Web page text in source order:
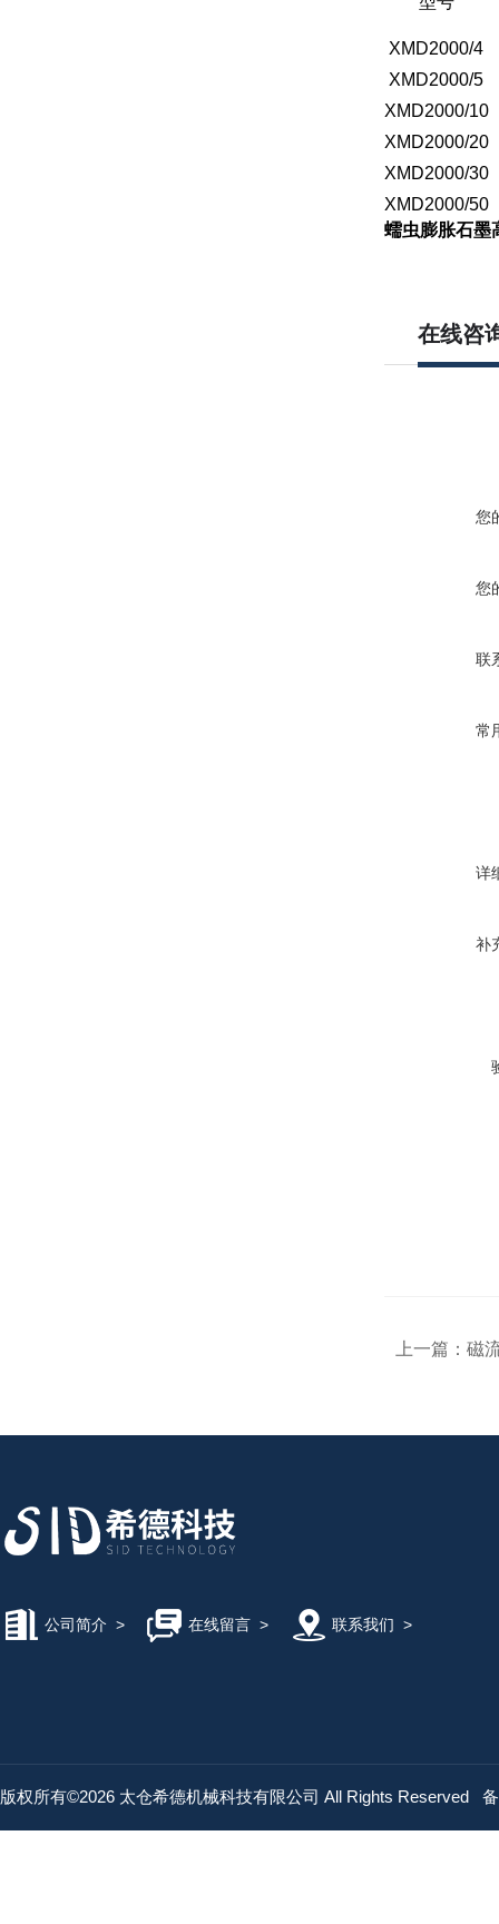
XMD2000/4
XMD2000/5
XMD2000/10
XMD2000/20
XMD2000/30
XMD2000/50
蠕虫膨胀石墨
在线咨
您
您
联
常
详
补
上一篇： 磁
公司简介 > 在线留言> 联系我们 >
版权所有©2026 太仓希德机械科技有限公司 All Rights Reserved